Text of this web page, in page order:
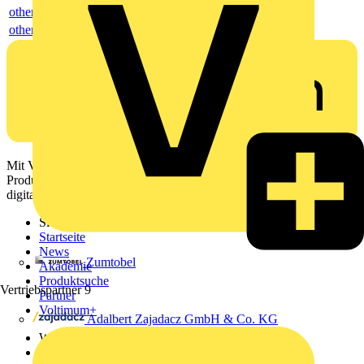
Zumtobel
Vertriebspartner 9
Adalbert Zajadacz GmbH & Co. KG
others
others
Mit Voltimum erhalten Elektrofachkräfte Zugang zu Branchennews,
Produktinformationen, Schulungen und Tools – alles auf einer
digitalen Plattform und Community.
Sitemap
Startseite
News
Akademie
Produktsuche
Partner
Voltimum+
Weitere Links